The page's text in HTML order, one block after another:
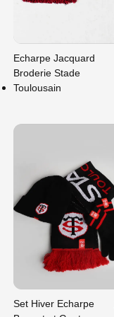
Echarpe Jacquard
Broderie Stade
Toulousain
Set Hiver Echarpe